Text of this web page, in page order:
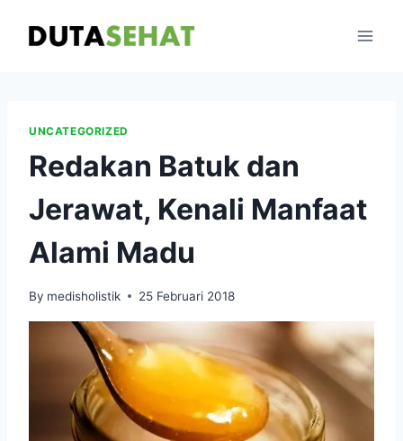
UNCATEGORIZED
Redakan Batuk dan
Jerawat, Kenali Manfaat
Alami Madu
By medisholistik 25 Februari 2018